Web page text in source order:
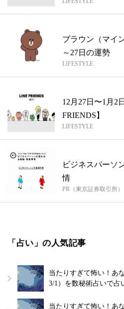
ブラウン（マイ
～27日の運勢
LIFESTYLE
12月27日〜1月2
FRIENDS】
LIFESTYLE
ビジネスパーソ
情
PR（東京証券取引所）
「占い」の人気記事
当たりすぎて怖い！あ
3/1）を数秘術占いで占
当たりすぎて怖い！あ